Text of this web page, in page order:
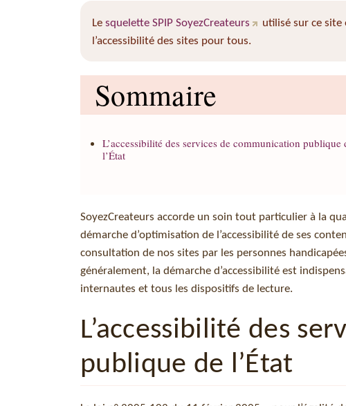
Le squelette SPIP SoyezCreateurs
utilisé sur ce
l’accessibilité des sites pour tous.
Sommaire
L’accessibilité des services de communication publique
l’État
SoyezCreateurs accorde un soin tout particulier à la
démarche d’optimisation de l’accessibilité de ses
consultation de nos sites par les personnes
généralement, la démarche d’accessibilité est
internautes et tous les dispositifs de lecture.
L’accessibilité des
publique de l’État